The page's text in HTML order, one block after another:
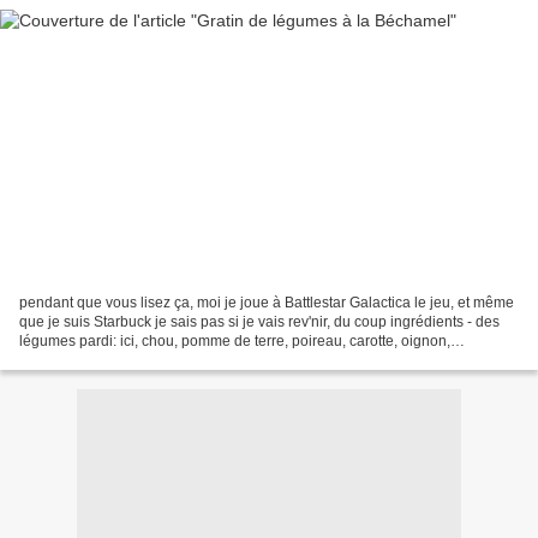
pendant que vous lisez ça, moi je joue à Battlestar Galactica le jeu, et même
que je suis Starbuck je sais pas si je vais rev'nir, du coup ingrédients - des
légumes pardi: ici, chou, pomme de terre, poireau, carotte, oignon,